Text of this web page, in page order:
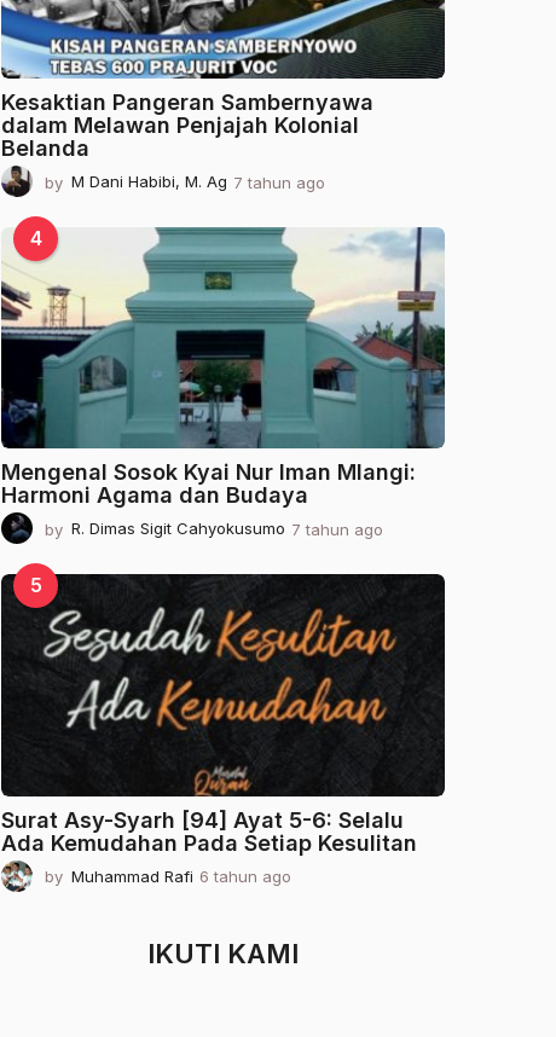
Kesaktian Pangeran Sambernyawa
dalam Melawan Penjajah Kolonial
Belanda
by M Dani Habibi, M. Ag 7 tahun ago
a
g
o
4
Mengenal Sosok Kyai Nur Iman Mlangi:
Harmoni Agama dan Budaya
by R. Dimas Sigit Cahyokusumo 7 tahun ago
a
h
n
a
o
5
Surat Asy-Syarh [94] Ayat 5-6: Selalu
Ada Kemudahan Pada Setiap Kesulitan
by Muhammad Rafi 6 tahun ago
h
u
IKUTI KAMI